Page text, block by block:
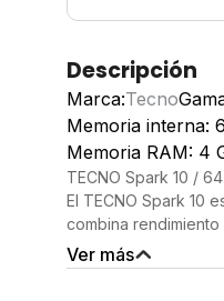
Descripción
Marca:Tecno
Memoria interna:
Memoria RAM: 4
TECNO Spark 10 /
El TECNO Spark 10
combina
elegante. Equipado
RAM de 4 GB y
Ver más